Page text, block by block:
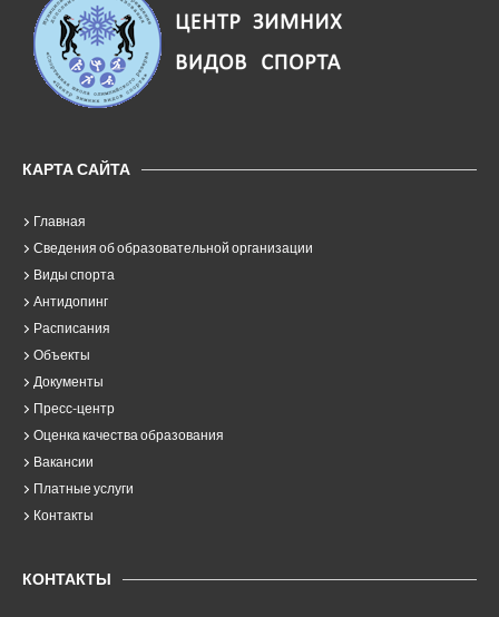
КАРТА САЙТА
Главная
Сведения об образовательной организации
Виды спорта
Антидопинг
Расписания
Объекты
Документы
Пресс-центр
Оценка качества образования
Вакансии
Платные услуги
Контакты
КОНТАКТЫ